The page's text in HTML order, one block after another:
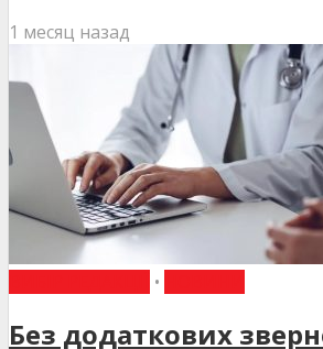
1 месяц назад
•
Без додаткових